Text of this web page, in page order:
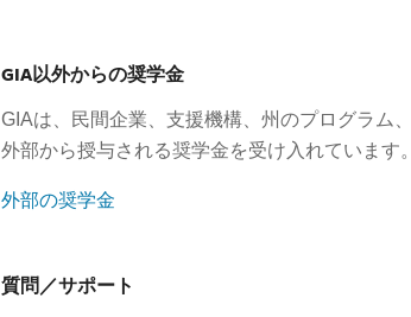
GIA以外からの奨学金
GIAは、民間企業、支援機構、州のプログラム
外部から授与される奨学金を受け入れています。
外部の奨学金
質問／サポート